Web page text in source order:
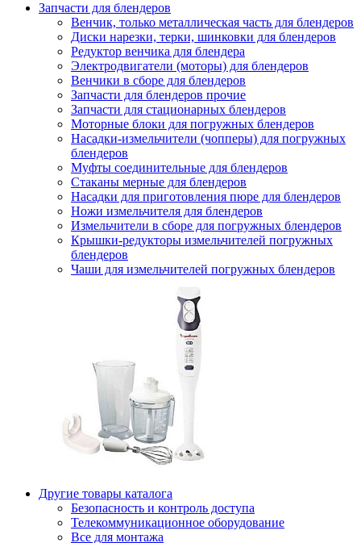
Запчасти для блендеров
Венчик, только металлическая часть для блендеров
Диски нарезки, терки, шинковки для блендеров
Редуктор венчика для блендера
Электродвигатели (моторы) для блендеров
Венчики в сборе для блендеров
Запчасти для блендеров прочие
Запчасти для стационарных блендеров
Моторные блоки для погружных блендеров
Насадки-измельчители (чопперы) для погружных
блендеров
Муфты соединительные для блендеров
Стаканы мерные для блендеров
Насадки для приготовления пюре для блендеров
Ножи измельчителя для блендеров
Измельчители в сборе для погружных блендеров
Крышки-редукторы измельчителей погружных
блендеров
Чаши для измельчителей погружных блендеров
Другие товары каталога
Безопасность и контроль доступа
Телекоммуникационное оборудование
Все для монтажа